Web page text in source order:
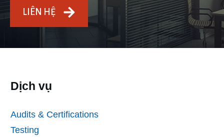
LIÊN HỆ
Dịch vụ
Audits & Certifications
Testing